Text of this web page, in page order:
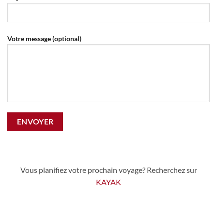
Votre message (optional)
Vous planifiez votre prochain voyage? Recherchez sur
KAYAK